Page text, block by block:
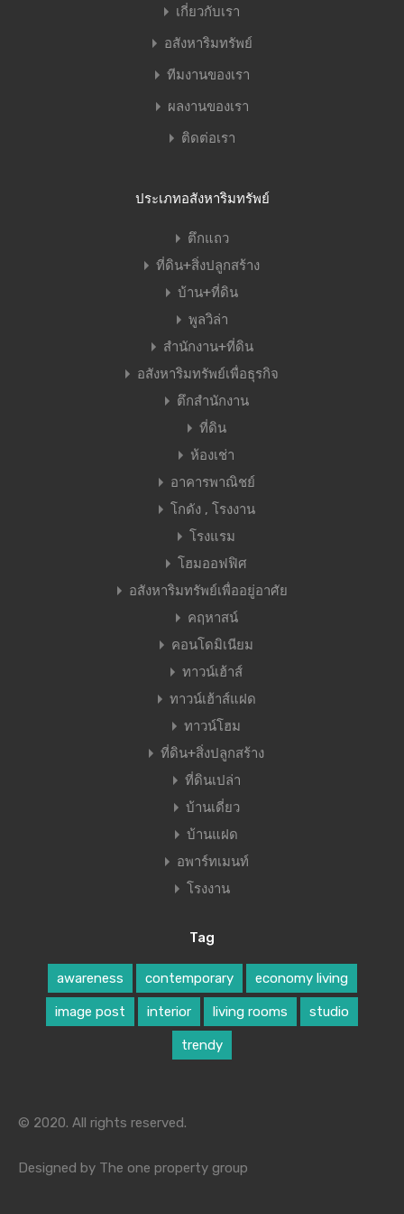
เกี่ยวกับเรา
อสังหาริมทรัพย์
ทีมงานของเรา
ผลงานของเรา
ติดต่อเรา
ประเภทอสังหาริมทรัพย์
ตึกแถว
ที่ดิน+สิ่งปลูกสร้าง
บ้าน+ที่ดิน
พูลวิล่า
สำนักงาน+ที่ดิน
อสังหาริมทรัพย์เพื่อธุรกิจ
ตึกสำนักงาน
ที่ดิน
ห้องเช่า
อาคารพาณิชย์
โกดัง , โรงงาน
โรงแรม
โฮมออฟฟิศ
อสังหาริมทรัพย์เพื่ออยู่อาศัย
คฤหาสน์
คอนโดมิเนียม
ทาวน์เฮ้าส์
ทาวน์เฮ้าส์แฝด
ทาวน์โฮม
ที่ดิน+สิ่งปลูกสร้าง
ที่ดินเปล่า
บ้านเดี่ยว
บ้านแฝด
อพาร์ทเมนท์
โรงงาน
Tag
awareness contemporary economy living
image post interior living rooms studio
trendy
© 2020. All rights reserved.
Designed by The one property group